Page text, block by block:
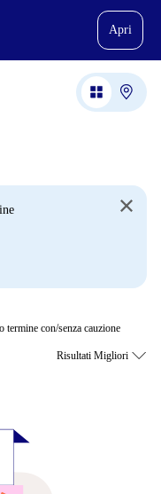
Apri
termine con/senza cauzione